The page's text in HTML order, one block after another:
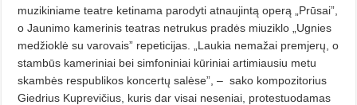
muzikiniame teatre ketinama parodyti atnaujintą operą „Prūsai”,
o Jaunimo kamerinis teatras netrukus pradės miuziklo „Ugnies
medžioklė su varovais” repeticijas. „Laukia nemažai premjerų, o
stambūs kameriniai bei simfoniniai kūriniai artimiausiu metu
skambės respublikos koncertų salėse”, – sako kompozitorius
Giedrius Kuprevičius, kuris dar visai neseniai, protestuodamas